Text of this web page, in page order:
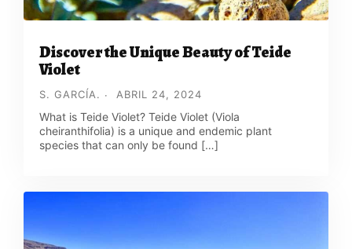
Discover the Unique Beauty of Teide
Violet
S. GARCÍA. ABRIL 24, 2024
What is Teide Violet? Teide Violet (Viola
cheiranthifolia) is a unique and endemic plant
species that can only be found […]